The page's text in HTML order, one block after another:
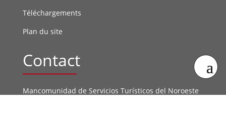
Téléchargements
Plan du site
Contact
Mancomunidad de Servicios Turísticos del Noroeste